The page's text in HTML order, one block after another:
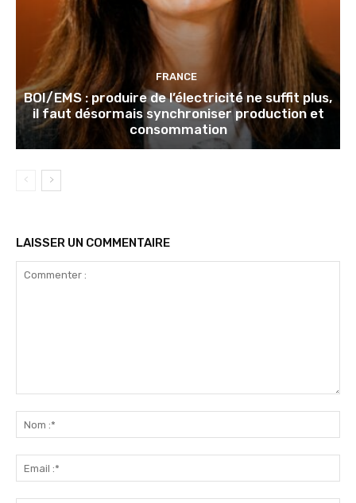
FRANCE
BOI/EMS : produire de l’électricité ne suffit plus,
il faut désormais synchroniser production et
consommation
LAISSER UN COMMENTAIRE